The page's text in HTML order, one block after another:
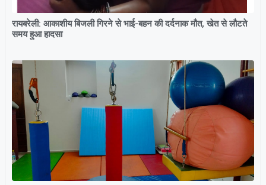
रायबरेली: आकाशीय बिजली गिरने से भाई-बहन की दर्दनाक मौत, खेत से लौटते
समय हुआ हादसा